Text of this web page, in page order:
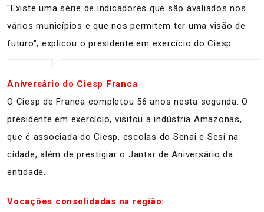
"Existe uma série de indicadores que são avaliados nos
vários municípios e que nos permitem ter uma visão de
futuro", explicou o presidente em exercício do Ciesp.
Aniversário do Ciesp Franca
O Ciesp de Franca completou 56 anos nesta segunda. O
presidente em exercício, visitou a indústria Amazonas,
que é associada do Ciesp, escolas do Senai e Sesi na
cidade, além de prestigiar o Jantar de Aniversário da
entidade.
Vocações consolidadas na região: